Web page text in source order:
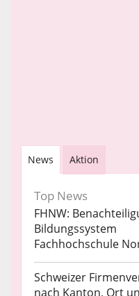
News Aktion
Top News
FHNW:
Bildungssystem
Fachhochschule
Schweizer
nach Kanton, Ort